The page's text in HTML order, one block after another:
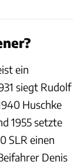
ein
siegt Rudolf
Huschke
1955 setzte
SLR einen
Denis